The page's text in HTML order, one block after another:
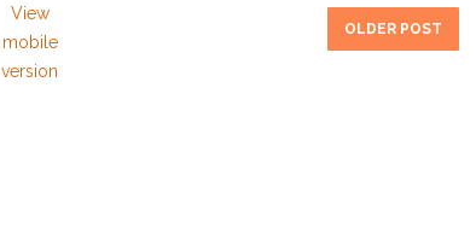
OLDER POST
View
mobile
version